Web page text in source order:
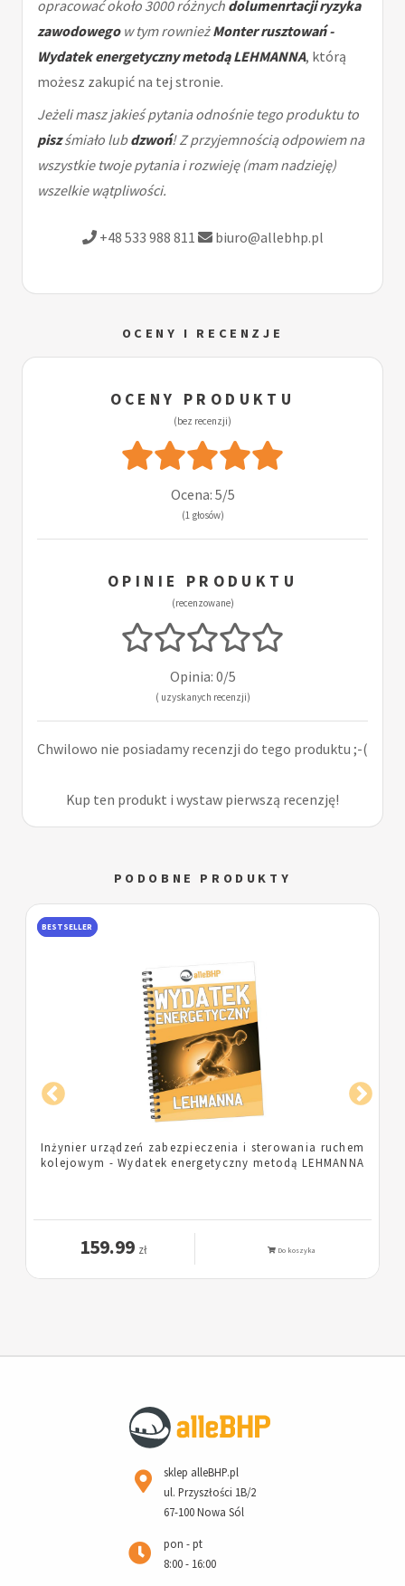
opracować około 3000 różnych dolumenrtacji ryzyka
zawodowegow tym rownieżMonter rusztowań -
Wydatek energetyczny metodą LEHMANNA, którą
możesz zakupić na tej stronie.
Jeżeli masz jakieś pytania odnośnie tego produktu to
piszśmiało lubdzwoń! Z przyjemnością odpowiem na
wszystkie twoje pytania i rozwieję (mam nadzieję)
wszelkie wątpliwości.
+48 533 988 811 biuro@allebhp.pl
OCENY I RECENZJE
OCENY PRODUKTU
(bez recenzji)
Ocena: 5/5
(1 głosów)
OPINIE PRODUKTU
(recenzowane)
Opinia: 0/5
( uzyskanych recenzji)
Chwilowo nie posiadamy recenzji do tego produktu ;-(
Kup ten produkt i wystaw pierwszą recenzję!
PODOBNE PRODUKTY
BESTSELLER
Pielęgniarka - Wydatek energetyczny metodą
LEHMANNA
159.99 zł Do koszyka
sklep alleBHP.pl
ul. Przyszłości 1B/2
67-100 Nowa Sól
pon - pt
8:00 - 16:00